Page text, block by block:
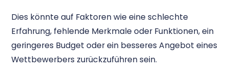
Dies könnte auf Faktoren wie eine schlechte
Erfahrung, fehlende Merkmale oder Funktionen, ein
geringeres Budget oder ein besseres Angebot eines
Wettbewerbers zurückzuführen sein.